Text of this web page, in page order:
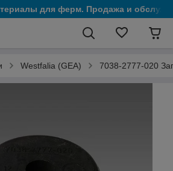
для ферм. Продажа и
Westfalia (GEA) 7038-2777-020